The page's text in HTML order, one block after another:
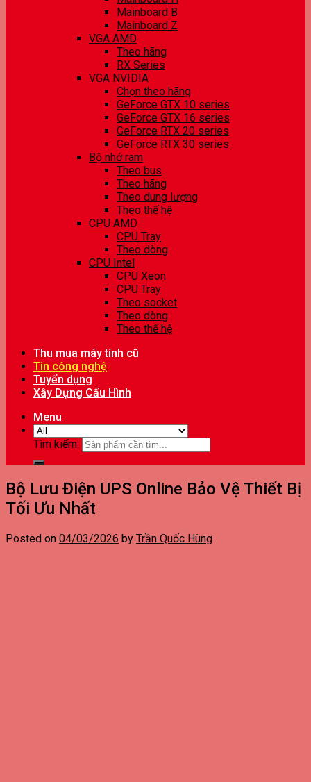
Mainboard B
Mainboard Z
VGA AMD
Theo hãng
RX Series
VGA NVIDIA
Chọn theo hãng
GeForce GTX 10 series
GeForce GTX 16 series
GeForce RTX 20 series
GeForce RTX 30 series
Bộ nhớ ram
Theo bus
Theo hãng
Theo dung lượng
Theo thế hệ
CPU AMD
CPU Tray
Theo dòng
CPU Intel
CPU Xeon
CPU Tray
Theo socket
Theo dòng
Theo thế hệ
Thu mua máy tính cũ
Tin công nghệ
Tuyển dụng
Xây Dựng Cấu Hình
Menu
Tìm kiếm:
Bộ Lưu Điện UPS Online Bảo Vệ Thiết Bị
Tối Ưu Nhất
Posted on 04/03/2026 by Trần Quốc Hùng